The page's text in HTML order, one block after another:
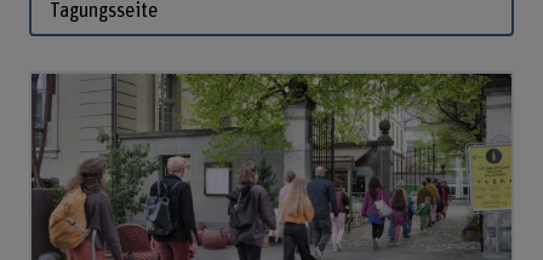
Tagungsseite